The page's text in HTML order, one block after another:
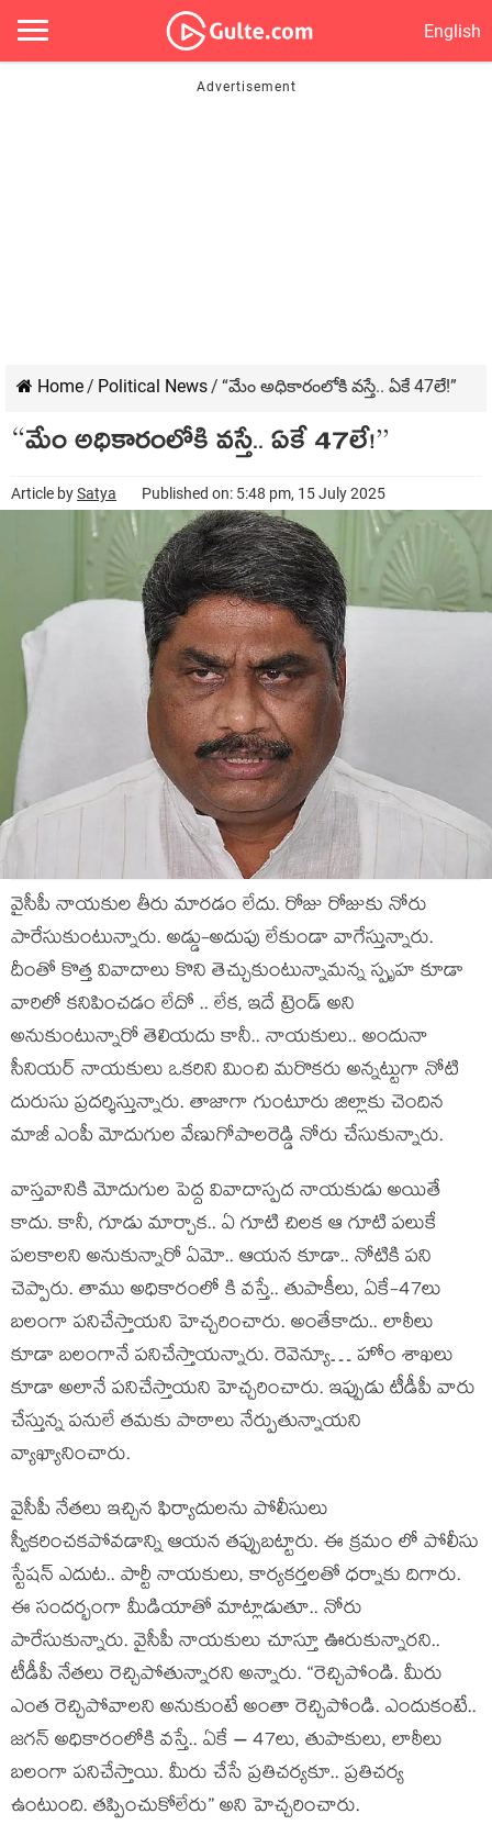
English
Home/ Political News/ “మేం అధికారంలోకి వస్తే.. ఏకే 47లే!”
“మేం అధికారంలోకి వస్తే.. ఏకే 47లే!”
Article bySatya Published on: 5:48 pm, 15 July 2025
వైసీపీ నాయ‌కుల తీరు మార‌డం లేదు. రోజు రోజుకు నోరు
పారేసుకుంటున్నారు. అడ్డు-అదుపు లేకుండా వాగేస్తున్నారు.
దీంతో కొత్త వివాదాలు కొని తెచ్చుకుంటున్నామ‌న్న స్పృహ కూడా
వారిలో క‌నిపించ‌డం లేదో .. లేక‌, ఇదే ట్రెండ్ అని
అనుకుంటున్నారో తెలియ‌దు కానీ.. నాయ‌కులు.. అందునా
సీనియ‌ర్ నాయ‌కులు ఒక‌రిని మించి మ‌రొక‌రు అన్న‌ట్టుగా నోటి
దురుసు ప్ర‌ద‌ర్శిస్తున్నారు. తాజాగా గుంటూరు జిల్లాకు చెందిన
మాజీ ఎంపీ మోదుగుల వేణుగోపాల‌రెడ్డి నోరు చేసుకున్నారు.
వాస్త‌వానికి మోదుగుల పెద్ద వివాదాస్ప‌ద నాయ‌కుడు అయితే
కాదు. కానీ, గూడు మార్చాక‌.. ఏ గూటి చిల‌క ఆ గూటి ప‌లుకే
ప‌ల‌కాల‌ని అనుకున్నారో ఏమో.. ఆయ‌న కూడా.. నోటికి ప‌ని
చెప్పారు. తాము అధికారంలో కి వ‌స్తే.. తుపాకీలు, ఏకే-47లు
బ‌లంగా ప‌నిచేస్తాయ‌ని హెచ్చ‌రించారు. అంతేకాదు.. లాఠీలు
కూడా బ‌లంగానే ప‌నిచేస్తాయ‌న్నారు. రెవెన్యూ… హోం శాఖ‌లు
కూడా అలానే ప‌నిచేస్తాయ‌ని హెచ్చ‌రించారు. ఇప్పుడు టీడీపీ వారు
చేస్తున్న ప‌నులే త‌మ‌కు పాఠాలు నేర్పుతున్నాయ‌ని
వ్యాఖ్యానించారు.
వైసీపీ నేత‌లు ఇచ్చిన ఫిర్యాదుల‌ను పోలీసులు
స్వీక‌రించ‌క‌పోవ‌డాన్ని ఆయ‌న త‌ప్పుబ‌ట్టారు. ఈ క్ర‌మం లో పోలీసు
స్టేష‌న్ ఎదుట‌.. పార్టీ నాయ‌కులు, కార్య‌క‌ర్త‌ల‌తో ధ‌ర్నాకు దిగారు.
ఈ సంద‌ర్భంగా మీడియాతో మాట్లాడుతూ.. నోరు
పారేసుకున్నారు. వైసీపీ నాయ‌కులు చూస్తూ ఊరుకున్నార‌ని..
టీడీపీ నేత‌లు రెచ్చిపోతున్నార‌ని అన్నారు. “రెచ్చిపోండి. మీరు
ఎంత రెచ్చిపోవాల‌ని అనుకుంటే అంతా రెచ్చిపోండి. ఎందుకంటే..
జ‌గ‌న్ అధికారంలోకి వ‌స్తే.. ఏకే – 47లు, తుపాకులు, లాఠీలు
బ‌లంగా ప‌నిచేస్తాయి. మీరు చేసే ప్ర‌తిచ‌ర్య‌కూ.. ప్ర‌తిచ‌ర్య
ఉంటుంది. త‌ప్పించుకోలేరు” అని హెచ్చ‌రించారు.